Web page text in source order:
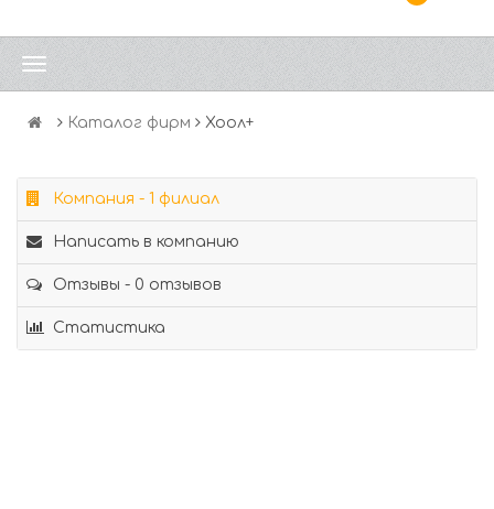
Каталог фирм Хоол+
Компания - 1 филиал
Написать в компанию
Отзывы - 0 отзывов
Статистика